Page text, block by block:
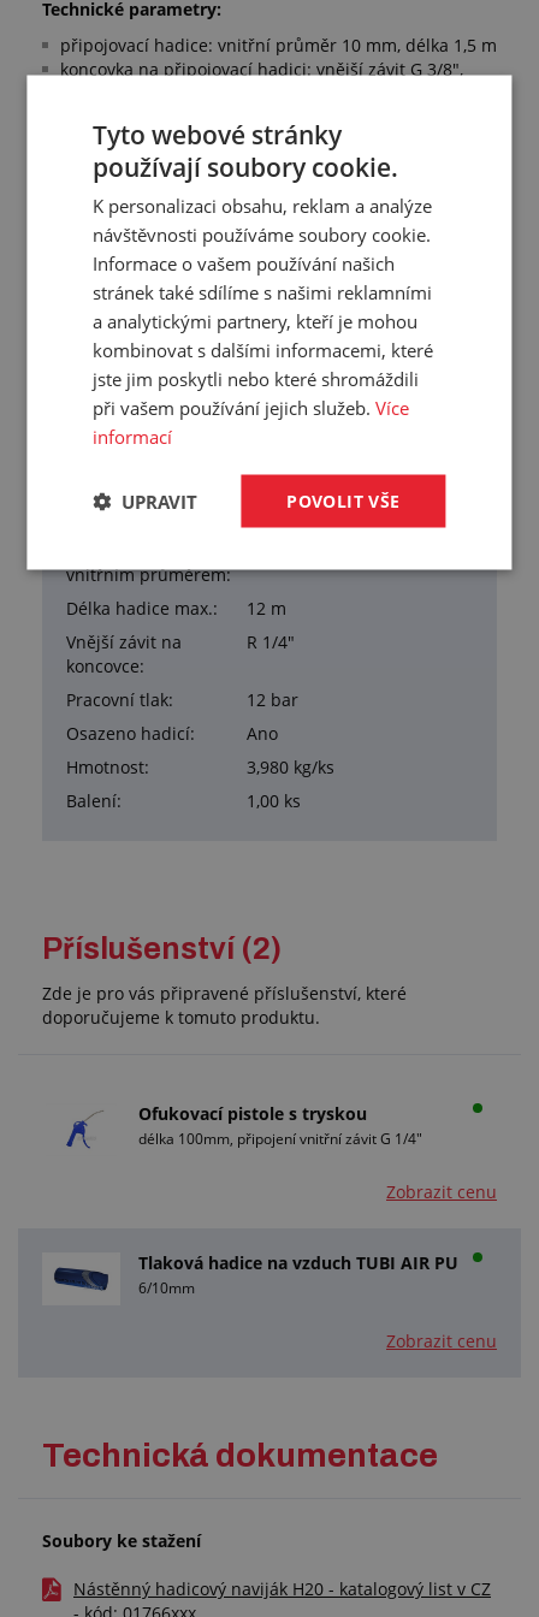
Technické parametry:
připojovací hadice: vnitřní průměr 10 mm, délka 1,5 m
koncovka na připojovací hadici: vnější závit G 3/8",
obal: PVC
materiál navijáku: PVC/PUR
koncovka na navíjenou hadici: vnější závit R 1/4",
mosaz
pracovní tlak: 12 bar
barva: modrá
pracovní teplota: -10 °C/+60 °C
Další informace:
rozměry navijáku: 170 x 350 x 315 mm
včetně hadice
Přehled vlastností
Médium:
vnitřním průměrem:
Délka hadice max.:
12 m
Vnější závit na
koncovce:
R 1/4"
Pracovní tlak:
12 bar
Osazeno hadicí:
Ano
Hmotnost:
3,980 kg/ks
Balení:
1,00 ks
Příslušenství (2)
Zde je pro vás připravené příslušenství, které
doporučujeme k tomuto produktu.
Ofukovací pistole s tryskou
délka 100mm, připojení vnitřní závit G 1/4"
Zobrazit cenu
Tlaková hadice na vzduch TUBI AIR PU
6/10mm
Zobrazit cenu
Technická dokumentace
Soubory ke stažení
Nástěnný hadicový naviják H20 - katalogový list v CZ
Tyto webové stránky
používají soubory cookie.
K personalizaci obsahu, reklam a analýze
návštěvnosti používáme soubory cookie.
Informace o vašem používání našich
stránek také sdílíme s našimi reklamními
a analytickými partnery, kteří je mohou
kombinovat s dalšími informacemi, které
jste jim poskytli nebo které shromáždili
při vašem používání jejich služeb.Více
informací
POVOLIT VŠE
UPRAVIT